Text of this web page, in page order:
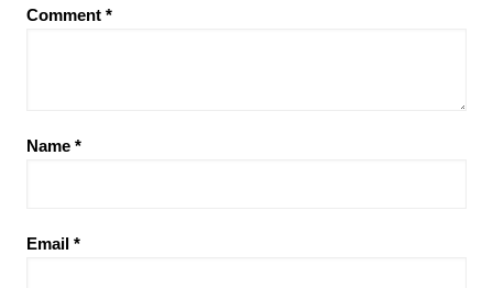
Comment *
Name *
Email *